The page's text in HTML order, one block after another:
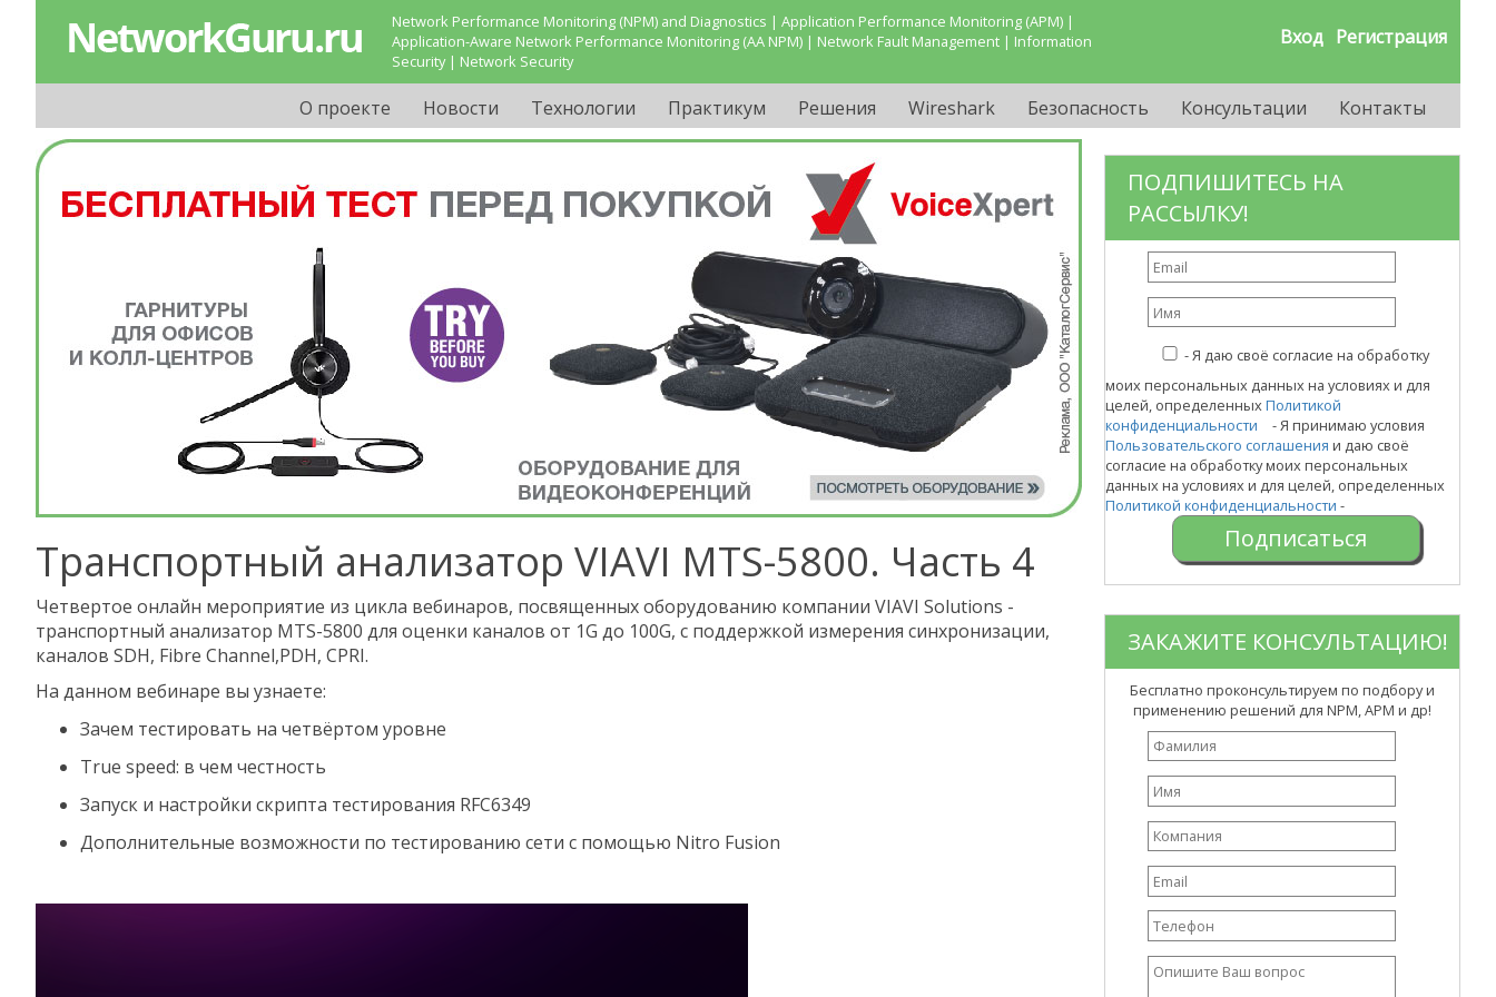
Вход Регистрация
Network Performance Monitoring (NPM) and Diagnostics | Application Performance Monitoring (APM) |
Application-Aware Network Performance Monitoring (AA NPM) | Network Fault Management | Information
Security | Network Security
О проекте Новости Технологии Практикум Решения Wireshark Безопасность Консультации Контакты
Транспортный анализатор VIAVI MTS-5800. Часть 4
Четвертое онлайн мероприятие из цикла вебинаров, посвященных оборудованию компании VIAVI Solutions -
транспортный анализатор MTS-5800 для оценки каналов от 1G до 100G, с поддержкой измерения синхронизации,
каналов SDH, Fibre Channel,PDH, CPRI.
На данном вебинаре вы узнаете:
Зачем тестировать на четвёртом уровне
True speed: в чем честность
Запуск и настройки скрипта тестирования RFC6349
Дополнительные возможности по тестированию сети с помощью Nitro Fusion
ПОДПИШИТЕСЬ НА
РАССЫЛКУ!
-Я даю своё согласие на обработку
моих персональных данных на условиях и для
целей, определенныхПолитикой
конфиденциальности
- Я принимаю условия
Пользовательского соглашения и даю своё
согласие на обработку моих персональных
данных на условиях и для целей, определенных
Политикой конфиденциальности -
ЗАКАЖИТЕ КОНСУЛЬТАЦИЮ!
Бесплатно проконсультируем по подбору и
применению решений для NPM, APM и др!